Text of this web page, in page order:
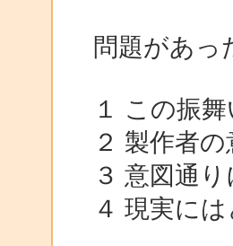
問題があっ
１ この振
２ 製作者
３ 意図通
４ 現実に